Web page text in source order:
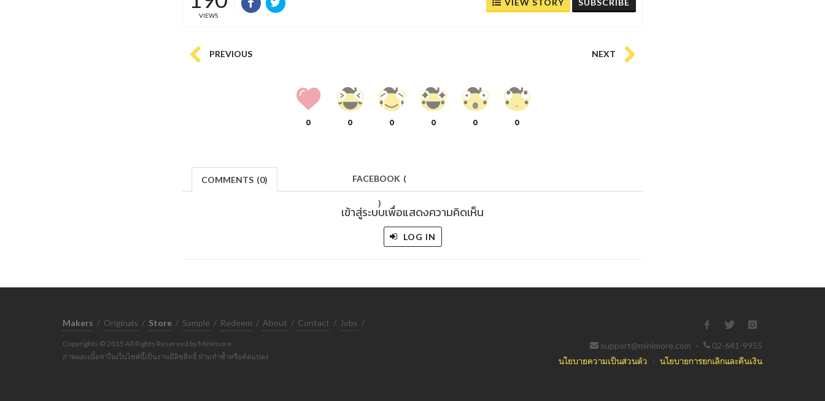
VIEWS
VIEW STORY SUBSCRIBE
PREVIOUS NEXT
0 0 0 0 0 0
COMMENTS (0) FACEBOOK (
)
เข้าสู่ระบบเพื่อแสดงความคิดเห็น
LOG IN
Makers / Originals / Store / Sample / Redeem / About / Contact / Jobs /
Copyrights © 2015 All Rights Reserved by Minimore
ภาพและเนื้อหาในเว็บไซต์นี้เป็นงานมีลิขสิทธิ์ ห้ามทำซ้ำหรือดัดแปลง
support@minimore.com ·
02-641-9955
นโยบายความเป็นส่วนตัว · นโยบายการยกเลิกและคืนเงิน